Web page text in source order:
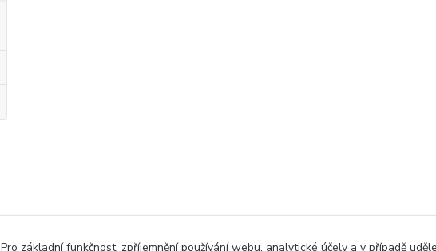
Pro základní funkčnost, zpříjemnění používání webu, analytické účely a v případě